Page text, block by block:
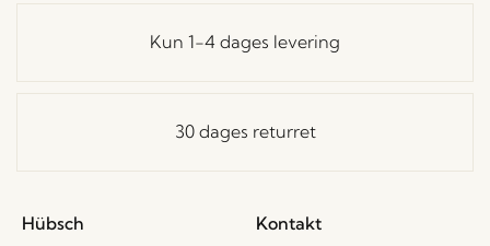
Kun 1-4 dages levering
30 dages returret
Hübsch
Kontakt